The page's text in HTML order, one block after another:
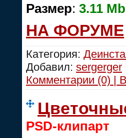
Размер: 3.11 Mb
НА ФОРУМЕ
Категория:
Добавил: sergerger
Комментарии (0) |
PSD-клипарт